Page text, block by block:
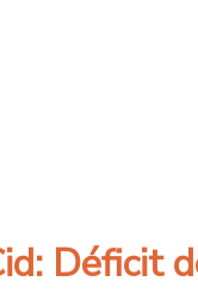
para
Déficit